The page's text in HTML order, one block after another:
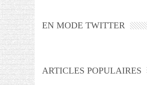
EN MODE TWITTER
ARTICLES POPULAIRES